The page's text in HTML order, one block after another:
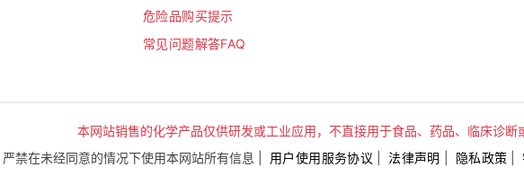
危险品购买提示
常见问题解答FAQ
本网站销售的化学产品仅供研发或工业应用，不直接用于食品、药品、临床诊断
严禁在未经同意的情况下使用本网站所有信息 |
用户使用服务协议 法律声明 隐私政策